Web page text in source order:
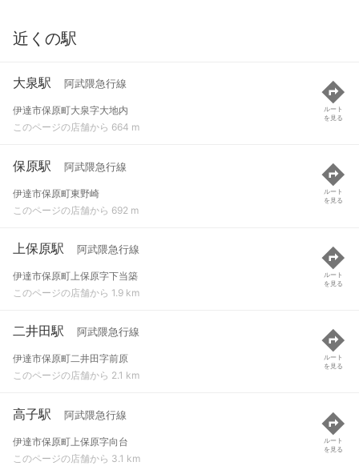
近くの駅
大泉駅 阿武隈急行線
伊達市保原町大泉字大地内
このページの店舗から 664 m
ルート
を見る
保原駅 阿武隈急行線
伊達市保原町東野崎
このページの店舗から 692 m
ルート
を見る
上保原駅 阿武隈急行線
伊達市保原町上保原字下当築
このページの店舗から 1.9 km
ルート
を見る
二井田駅 阿武隈急行線
伊達市保原町二井田字前原
このページの店舗から 2.1 km
ルート
を見る
高子駅 阿武隈急行線
伊達市保原町上保原字向台
このページの店舗から 3.1 km
ルート
を見る